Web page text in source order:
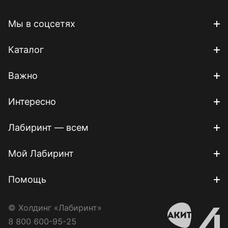
Мы в соцсетях
Каталог
Важно
Интересно
Лабиринт — всем
Мой Лабиринт
Помощь
© Холдинг «Лабиринт»
8 800 600-95-25